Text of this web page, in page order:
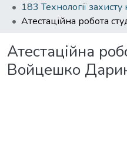
Атестаційна
Войцешко